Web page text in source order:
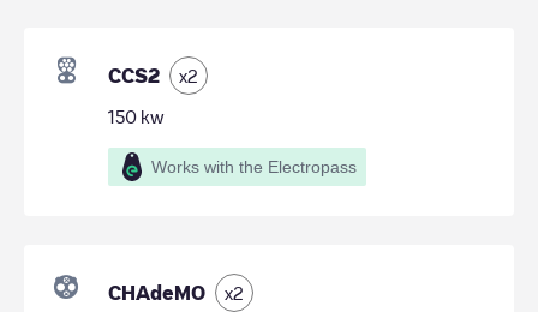
CCS2 x2
150 kw
Works with the Electropass
CHAdeMO x2